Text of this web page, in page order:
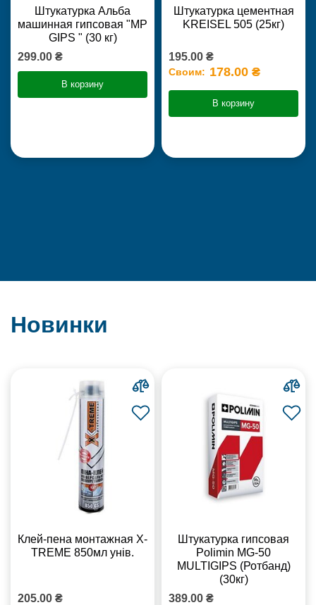
Штукатурка Альба
машинная гипсовая "MP
GIPS " (30 кг)
299.00 ₴
В корзину
Штукатурка цементная
KREISEL 505 (25кг)
195.00 ₴
Своим: 178.00 ₴
В корзину
Новинки
Клей-пена монтажная X-
TREME 850мл унів.
205.00 ₴
Штукатурка гипсовая
Polimin MG-50
MULTIGIPS (Ротбанд)
(30кг)
389.00 ₴